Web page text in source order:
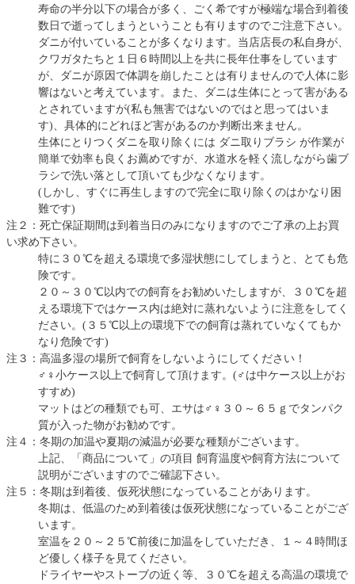
寿命の半分以下の場合が多く、ごく希ですが極端な場合到着後
数日で逝ってしまうということも有りますのでご注意下さい。
ダニが付いていることが多くなります。当店店長の私自身が、
クワガタたちと１日６時間以上を共に長年仕事をしています
が、ダニが原因で体調を崩したことは有りませんので人体に影
響はないと考えています。また、ダニは生体にとって害がある
とされていますが(私も無害ではないのではと思ってはいま
す)、具体的にどれほど害があるのか判断出来ません。
生体にとりつくダニを取り除くには ダニ取りブラシ が作業が
簡単で効率も良くお薦めですが、水道水を軽く流しながら歯ブ
ラシで洗い落として頂いても少なくなります。
(しかし、すぐに再生しますので完全に取り除くのはかなり困
難です)
注２：死亡保証期間は到着当日のみになりますのでご了承の上お買
い求め下さい。
特に３０℃を超える環境で多湿状態にしてしまうと、とても危
険です。
２０～３０℃以内での飼育をお勧めいたしますが、３０℃を超
える環境下ではケース内は絶対に蒸れないように注意をしてく
ださい。(３５℃以上の環境下での飼育は蒸れていなくてもか
なり危険です)
注３：高温多湿の場所で飼育をしないようにしてください！
♂♀小ケース以上で飼育して頂けます。(♂は中ケース以上がお
すすめ)
マットはどの種類でも可、エサは♂♀３０～６５ｇでタンパク
質が入った物がお勧めです。
注４：冬期の加温や夏期の減温が必要な種類がございます。
上記、「商品について」の項目 飼育温度や飼育方法について
説明がございますのでご確認下さい。
注５：冬期は到着後、仮死状態になっていることがあります。
冬期は、低温のため到着後は仮死状態になっていることがござ
います。
室温を２０～２５℃前後に加温をしていただき、１～４時間ほ
ど優しく様子を見てください。
ドライヤーやストーブの近く等、３０℃を超える高温の環境で